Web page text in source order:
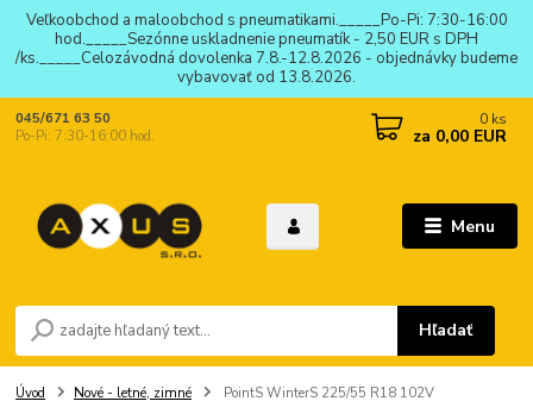
Veľkoobchod a maloobchod s pneumatikami._____Po-Pi: 7:30-16:00
hod._____Sezónne uskladnenie pneumatík - 2,50 EUR s DPH
/ks._____Celozávodná dovolenka 7.8.-12.8.2026 - objednávky budeme
vybavovať od 13.8.2026.
Menu
Hľadať
045/671 63 50
Po-Pi: 7:30-16:00 hod.
0 ks
za 0,00 EUR
Úvod Nové - letné, zimné PointS WinterS 225/55 R18 102V